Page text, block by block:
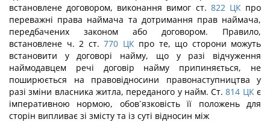
встановлене договором, виконання вимог ст. 822 ЦКпро
переважні права наймача та дотримання прав наймача,
передбачених законом або договором. Правило,
встановлене ч. 2 ст. 770 ЦКпро те, що сторони можуть
встановити у договорі найму, що у разі відчуження
наймодавцем речі договір найму припиняється, не
поширюється на правовідносини правонаступництва у
разі зміни власника житла, переданого у найм. Ст. 814 ЦКє
імперативною нормою, обов´язковість її положень для
сторін випливає зі змісту та із суті відносин між